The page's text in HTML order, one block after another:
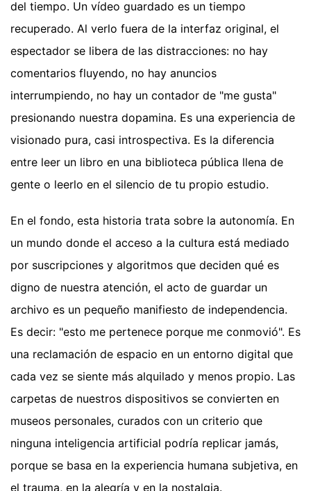
del tiempo. Un vídeo guardado es un tiempo
recuperado. Al verlo fuera de la interfaz original, el
espectador se libera de las distracciones: no hay
comentarios fluyendo, no hay anuncios
interrumpiendo, no hay un contador de "me gusta"
presionando nuestra dopamina. Es una experiencia de
visionado pura, casi introspectiva. Es la diferencia
entre leer un libro en una biblioteca pública llena de
gente o leerlo en el silencio de tu propio estudio.
En el fondo, esta historia trata sobre la autonomía. En
un mundo donde el acceso a la cultura está mediado
por suscripciones y algoritmos que deciden qué es
digno de nuestra atención, el acto de guardar un
archivo es un pequeño manifiesto de independencia.
Es decir: "esto me pertenece porque me conmovió". Es
una reclamación de espacio en un entorno digital que
cada vez se siente más alquilado y menos propio. Las
carpetas de nuestros dispositivos se convierten en
museos personales, curados con un criterio que
ninguna inteligencia artificial podría replicar jamás,
porque se basa en la experiencia humana subjetiva, en
el trauma, en la alegría y en la nostalgia.